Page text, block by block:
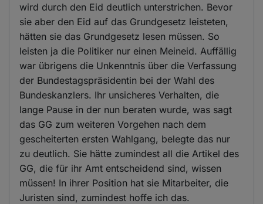
wird durch den Eid deutlich unterstrichen. Bevor
sie aber den Eid auf das Grundgesetz leisteten,
hätten sie das Grundgesetz lesen müssen. So
leisten ja die Politiker nur einen Meineid. Auffällig
war übrigens die Unkenntnis über die Verfassung
der Bundestagspräsidentin bei der Wahl des
Bundeskanzlers. Ihr unsicheres Verhalten, die
lange Pause in der nun beraten wurde, was sagt
das GG zum weiteren Vorgehen nach dem
gescheiterten ersten Wahlgang, belegte das nur
zu deutlich. Sie hätte zumindest all die Artikel des
GG, die für ihr Amt entscheidend sind, wissen
müssen! In ihrer Position hat sie Mitarbeiter, die
Juristen sind, zumindest hoffe ich das.